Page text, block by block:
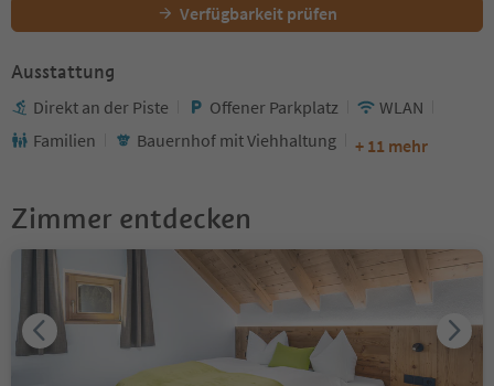
Verfügbarkeit prüfen
Ausstattung
Direkt an der Piste Offener Parkplatz
WLAN
Familien
Bauernhof mit Viehhaltung + 11 mehr
Zimmer entdecken